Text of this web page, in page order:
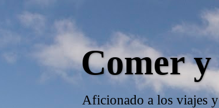
Comer
Aficionado a los viajes